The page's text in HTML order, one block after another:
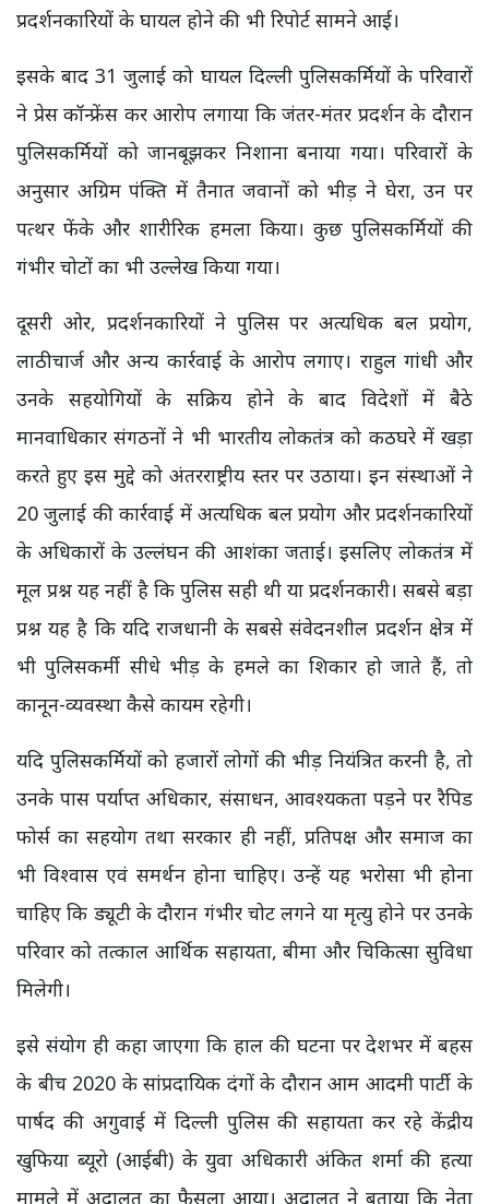
प्रदर्शनकारियों के घायल होने की भी रिपोर्ट सामने आई।
इसके बाद 31 जुलाई को घायल दिल्ली पुलिसकर्मियों के परिवारों
ने प्रेस कॉन्फ्रेंस कर आरोप लगाया कि जंतर-मंतर प्रदर्शन के दौरान
पुलिसकर्मियों को जानबूझकर निशाना बनाया गया। परिवारों के
अनुसार अग्रिम पंक्ति में तैनात जवानों को भीड़ ने घेरा, उन पर
पत्थर फेंके और शारीरिक हमला किया। कुछ पुलिसकर्मियों की
गंभीर चोटों का भी उल्लेख किया गया।
दूसरी ओर, प्रदर्शनकारियों ने पुलिस पर अत्यधिक बल प्रयोग,
लाठीचार्ज और अन्य कार्रवाई के आरोप लगाए। राहुल गांधी और
उनके सहयोगियों के सक्रिय होने के बाद विदेशों में बैठे
मानवाधिकार संगठनों ने भी भारतीय लोकतंत्र को कठघरे में खड़ा
करते हुए इस मुद्दे को अंतरराष्ट्रीय स्तर पर उठाया। इन संस्थाओं ने
20 जुलाई की कार्रवाई में अत्यधिक बल प्रयोग और प्रदर्शनकारियों
के अधिकारों के उल्लंघन की आशंका जताई। इसलिए लोकतंत्र में
मूल प्रश्न यह नहीं है कि पुलिस सही थी या प्रदर्शनकारी। सबसे बड़ा
प्रश्न यह है कि यदि राजधानी के सबसे संवेदनशील प्रदर्शन क्षेत्र में
भी पुलिसकर्मी सीधे भीड़ के हमले का शिकार हो जाते हैं, तो
कानून-व्यवस्था कैसे कायम रहेगी।
यदि पुलिसकर्मियों को हजारों लोगों की भीड़ नियंत्रित करनी है, तो
उनके पास पर्याप्त अधिकार, संसाधन, आवश्यकता पड़ने पर रैपिड
फोर्स का सहयोग तथा सरकार ही नहीं, प्रतिपक्ष और समाज का
भी विश्वास एवं समर्थन होना चाहिए। उन्हें यह भरोसा भी होना
चाहिए कि ड्यूटी के दौरान गंभीर चोट लगने या मृत्यु होने पर उनके
परिवार को तत्काल आर्थिक सहायता, बीमा और चिकित्सा सुविधा
मिलेगी।
इसे संयोग ही कहा जाएगा कि हाल की घटना पर देशभर में बहस
के बीच 2020 के सांप्रदायिक दंगों के दौरान आम आदमी पार्टी के
पार्षद की अगुवाई में दिल्ली पुलिस की सहायता कर रहे केंद्रीय
खुफिया ब्यूरो (आईबी) के युवा अधिकारी अंकित शर्मा की हत्या
मामले में अदालत का फैसला आया। अदालत ने बताया कि नेता